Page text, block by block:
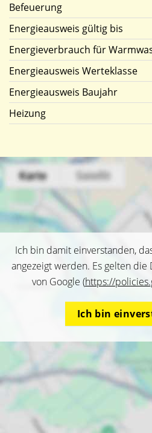
Befeuerung
Energieausweis gültig bis
Energieverbrauch für
Energieausweis Werteklasse
Energieausweis Baujahr
Heizung
Ich bin damit einverstanden,
angezeigt werden. Es gelten
von Google (https://
Ich bin